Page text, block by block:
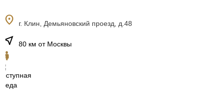
location_on г. Клин, Демьяновский проезд, д.48
near_me 80 км от Москвы